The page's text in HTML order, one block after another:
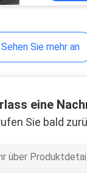
Sehen Sie mehr an
eine
Sie bald